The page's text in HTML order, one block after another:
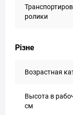
ролики
Різне
Возрастная
Высота в
см